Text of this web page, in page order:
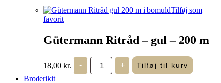
Tilføj som
favorit
Gütermann Ritråd – gul – 200 m
18,00 kr. -
Gütermann
Ritråd
-
+ Tilføj til kurv
Broderikit